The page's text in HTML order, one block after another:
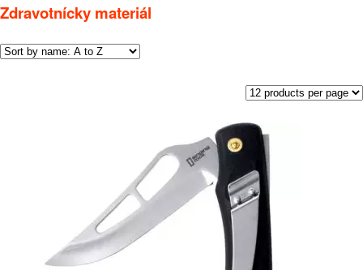
Zdravotnícky materiál